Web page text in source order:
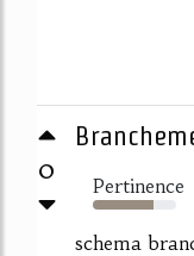
0 Pertinence
73%
schema